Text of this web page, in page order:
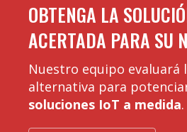
OBTENGA LA
ACERTADA PARA SU
Nuestro equipo evaluará
alternativa para
soluciones IoT a medida.